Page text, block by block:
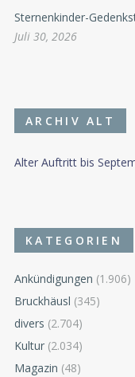
Sternenkinder-
Juli 30, 2026
ARCHIV ALT
Alter Auftritt bis
KATEGORIEN
Ankündigungen (1.906)
Bruckhäusl (345)
divers (2.704)
Kultur (2.034)
Magazin (48)